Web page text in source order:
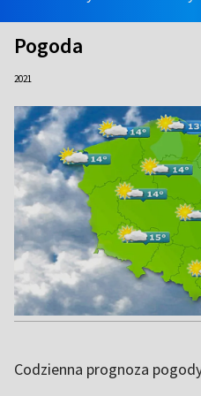
Pogoda
2021
Codzienna prognoza